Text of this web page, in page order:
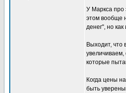
У Маркса про
этом вообще
денег", но
Выходит, что
которые
Когда цены
быть